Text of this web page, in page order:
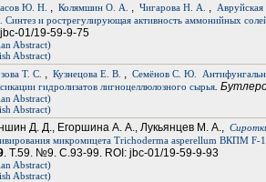
Ю. Н. , Колямшин О. А. , Чигарова Н. А. ,
Синтез и рострегулирующая активность аммонийных
jbc-01/19-59-9-75
Abstract)
Abstract)
Т. С. , Кузнецова Е. В. , Семёнов С. Ю.
гидролизатов лигноцеллюлозного сырья.
Abstract)
Abstract)
Д. Д., Егоршина А. А., Лукьянцев М. А.,
микромицета Trichoderma asperellum ВКПМ F-
. Т.59. №9. С.93-99. ROI: jbc-01/19-59-9-93
Abstract)
Abstract)